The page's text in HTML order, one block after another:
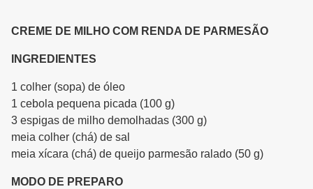
CREME DE MILHO COM RENDA DE PARMESÃO
INGREDIENTES
1 colher (sopa) de óleo
1 cebola pequena picada (100 g)
3 espigas de milho demolhadas (300 g)
meia colher (chá) de sal
meia xícara (chá) de queijo parmesão ralado (50 g)
MODO DE PREPARO